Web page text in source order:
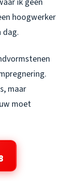
hoogwerker
dag.
maar
moet